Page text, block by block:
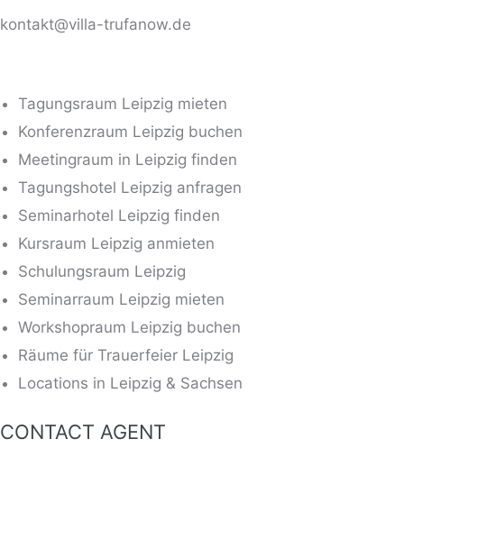
kontakt@villa-trufanow.de
Tagungsraum Leipzig mieten
Konferenzraum Leipzig buchen
Meetingraum in Leipzig finden
Tagungshotel Leipzig anfragen
Seminarhotel Leipzig finden
Kursraum Leipzig anmieten
Schulungsraum Leipzig
Seminarraum Leipzig mieten
Workshopraum Leipzig buchen
Räume für Trauerfeier Leipzig
Locations in Leipzig & Sachsen
CONTACT AGENT